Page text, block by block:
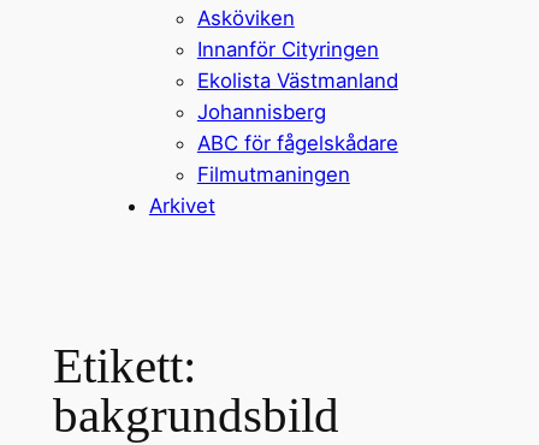
Asköviken
Innanför Cityringen
Ekolista Västmanland
Johannisberg
ABC för fågelskådare
Filmutmaningen
Arkivet
Etikett:
bakgrundsbild